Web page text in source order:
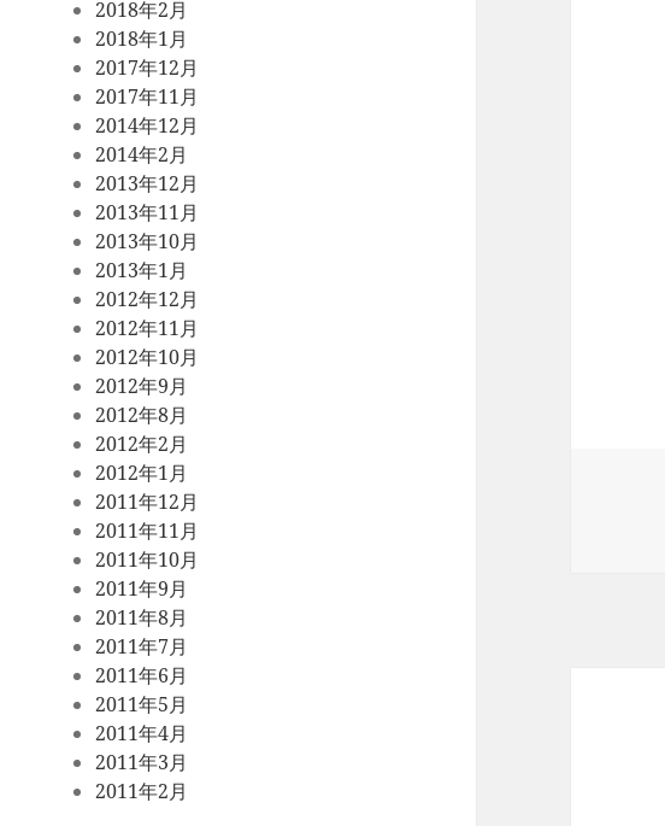
2018年2月
2018年1月
2017年12月
2017年11月
2014年12月
2014年2月
2013年12月
2013年11月
2013年10月
2013年1月
2012年12月
2012年11月
2012年10月
2012年9月
2012年8月
2012年2月
2012年1月
2011年12月
2011年11月
2011年10月
2011年9月
2011年8月
2011年7月
2011年6月
2011年5月
2011年4月
2011年3月
2011年2月